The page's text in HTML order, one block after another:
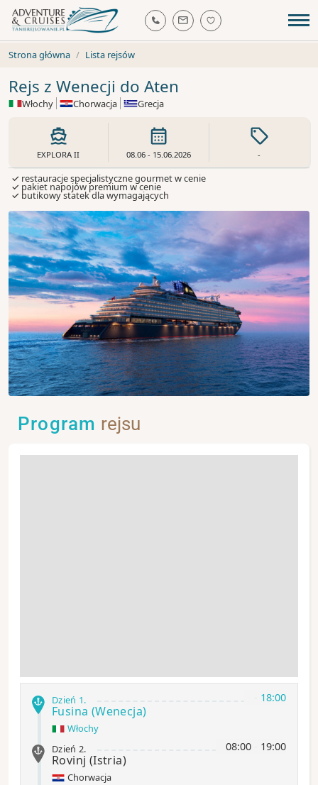
Strona główna Lista rejsów
Rejs z Wenecji do Aten
Włochy Chorwacja Grecja
EXPLORA II 08.06 - 15.06.2026 -
✓ restauracje specjalistyczne gourmet w cenie
✓ pakiet napojów premium w cenie
✓ butikowy statek dla wymagających
Program rejsu
18:00
Dzień 1.
Fusina (Wenecja)
Włochy
08:00 19:00
Dzień 2.
Rovinj (Istria)
Chorwacja